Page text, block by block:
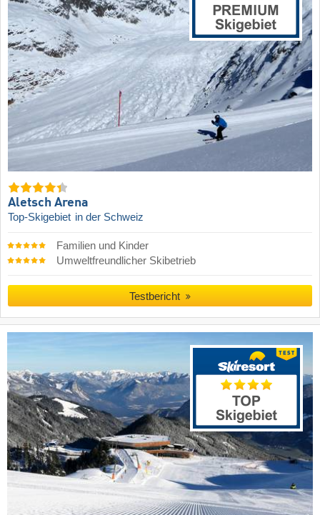
Aletsch Arena
Top-Skigebiet in der Schweiz
Familien und Kinder
Umweltfreundlicher Skibetrieb
Testbericht